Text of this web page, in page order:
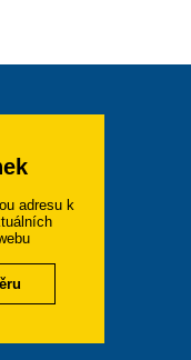
adresu k